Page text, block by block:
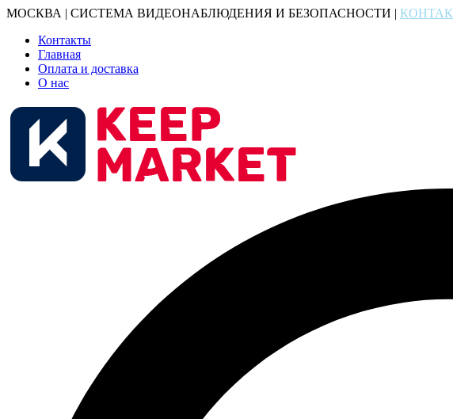
МОСКВА | СИСТЕМА ВИДЕОНАБЛЮДЕНИЯ И БЕЗОПАСНОСТИ |
Контакты
Главная
Оплата и доставка
О нас